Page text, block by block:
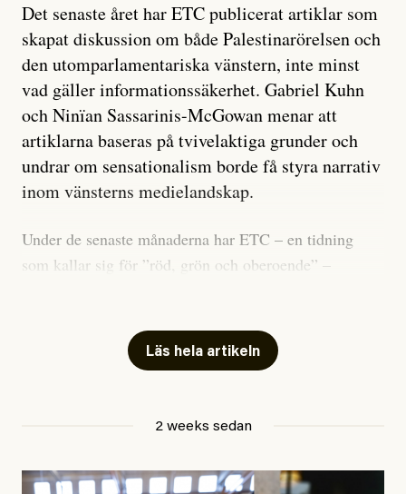
Det senaste året har ETC publicerat artiklar som
skapat diskussion om både Palestinarörelsen och
den utomparlamentariska vänstern, inte minst
vad gäller informationssäkerhet. Gabriel Kuhn
och Ninïan Sassarinis-McGowan menar att
artiklarna baseras på tvivelaktiga grunder och
undrar om sensationalism borde få styra narrativ
inom vänsterns medielandskap.
Under de senaste månaderna har ETC – en tidning
som kallar sig för ”röd, grön och oberoende” –
skriver för? Vad betyder det att vara en ”röd, grön och
oberoende” tidning? Och vad är egentligen bra
utpekas som israelisk infiltratör”. Enligt ingressen
Läs hela artikeln
2 weeks sedan